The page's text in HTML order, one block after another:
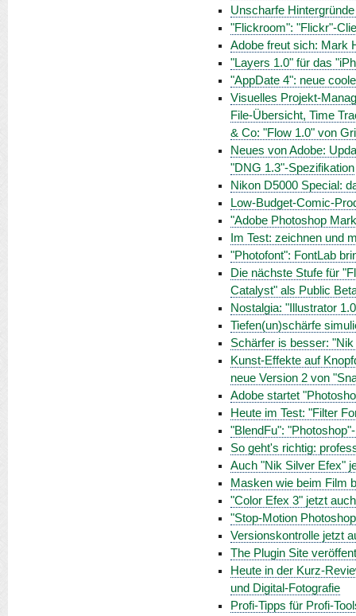
Unscharfe
"Flickroom": "Flickr"-
Adobe freut sich: Mark
"Layers 1.0" für das
"AppDate 4": neue
Visuelles Projekt-
File-Übersicht, Time
& Co: "Flow 1.0" von
Neues von Adobe:
"DNG 1.3"-Spezifikation
Nikon D5000 Special:
Low-Budget-Comic-
"Adobe Photoshop
Im Test: zeichnen und
"Photofont": FontLab
Die nächste Stufe für
Catalyst" als Public
Nostalgia: "Illustrator
Tiefen(un)schärfe
Schärfer is besser:
Kunst-Effekte auf
neue Version 2 von
Adobe startet
Heute im Test: "Filter
"BlendFu":
So geht's richtig:
Auch "Nik Silver Efex"
Masken wie beim Film
"Color Efex 3" jetzt
"Stop-Motion
Versionskontrolle jetzt
The Plugin Site
Heute in der Kurz-
und Digital-Fotografie
Profi-Tipps für Profi-